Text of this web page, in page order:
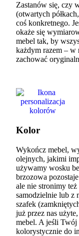
Zastanów się, czy
(otwartych
coś konkretnego.
okaże się
mebel tak, by
każdym razem – w
zachować
Kolor
Wykończ mebel,
olejnych, jakimi
używamy wosku
brzozowa
ale nie stronimy
samodzielnie lub z
szafek
już przez nas
mebel. A jeśli Twój
kolorystycznie do